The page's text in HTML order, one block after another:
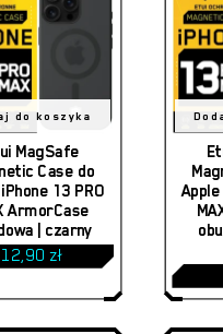
Brak produktów
do koszyka
MagSafe
Case do
13 PRO
ArmorCase
| czarny
12,90 zł